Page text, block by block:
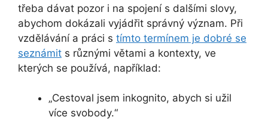
třeba dávat pozor i na spojení s dalšími slovy,
abychom dokázali vyjádřit správný význam. Při
vzdělávání a práci s tímto termínem je dobré se
seznámit s různými větami a kontexty, ve
kterých se používá, například:
„Cestoval jsem inkognito, abych si užil
více svobody.“